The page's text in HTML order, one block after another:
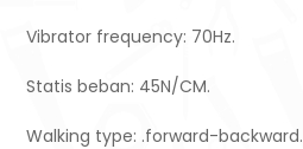
Vibrator frequency: 70Hz.
Statis beban: 45N/CM.
Walking type: .forward-backward.